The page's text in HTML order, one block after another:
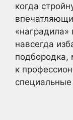
когда
навсегда
подбородка,
к